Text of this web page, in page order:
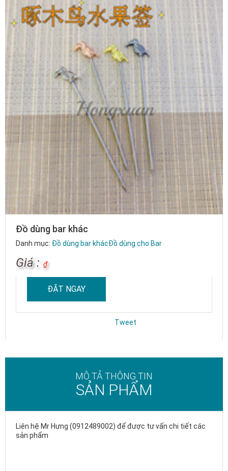
Đồ dùng bar khác
Danh mục: Đồ dùng bar khácĐồ dùng cho Bar
Giá : ₫
ĐẶT NGAY
Tweet
MÔ TẢ THÔNG TIN
SẢN PHẨM
Liên hệ Mr Hưng (0912489002) để được tư vấn chi tiết các
sản phẩm